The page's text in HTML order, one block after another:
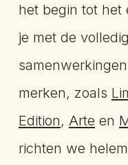
het begin tot het
je met de
merken, zoals
Edition, Arte en
richten we